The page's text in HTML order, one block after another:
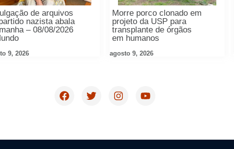
de arquivos
nazista abala
– 08/08/2026
9, 2026
Morre porco clonado em
projeto da USP para
transplante de órgãos
em humanos
agosto 9, 2026